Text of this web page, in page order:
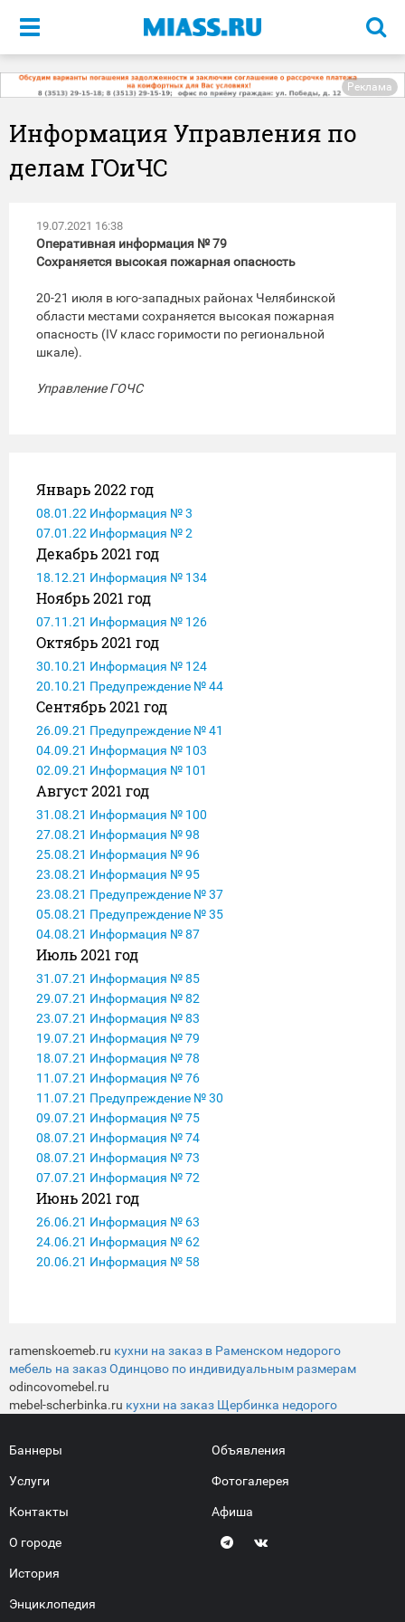
Меню
Реклама
Информация Управления по
делам ГОиЧС
19.07.2021 16:38
Оперативная информация № 79
Сохраняется высокая пожарная опасность
20-21 июля в юго-западных районах Челябинской
области местами сохраняется высокая пожарная
опасность (IV класс горимости по региональной
шкале).
Управление ГОЧС
Январь 2022 год
08.01.22 Информация № 3
07.01.22 Информация № 2
Декабрь 2021 год
18.12.21 Информация № 134
Ноябрь 2021 год
07.11.21 Информация № 126
Октябрь 2021 год
30.10.21 Информация № 124
20.10.21 Предупреждение № 44
Сентябрь 2021 год
26.09.21 Предупреждение № 41
04.09.21 Информация № 103
02.09.21 Информация № 101
Август 2021 год
31.08.21 Информация № 100
27.08.21 Информация № 98
25.08.21 Информация № 96
23.08.21 Информация № 95
23.08.21 Предупреждение № 37
05.08.21 Предупреждение № 35
04.08.21 Информация № 87
Июль 2021 год
31.07.21 Информация № 85
29.07.21 Информация № 82
23.07.21 Информация № 83
19.07.21 Информация № 79
18.07.21 Информация № 78
11.07.21 Информация № 76
11.07.21 Предупреждение № 30
09.07.21 Информация № 75
08.07.21 Информация № 74
08.07.21 Информация № 73
07.07.21 Информация № 72
Июнь 2021 год
26.06.21 Информация № 63
24.06.21 Информация № 62
20.06.21 Информация № 58
ramenskoemeb.ru кухни на заказ в Раменском недорого
мебель на заказ Одинцово по индивидуальным размерам
odincovomebel.ru
mebel-scherbinka.ru кухни на заказ Щербинка недорого
Баннеры
Услуги
Контакты
О городе
История
Энциклопедия
Объявления
Фотогалерея
Афиша